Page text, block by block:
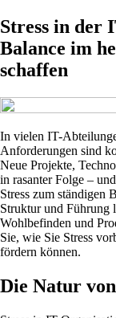
Stress in der
Balance im
schaffen
In vielen IT-
Anforderungen sind
Neue Projekte,
in rasanter Folge –
Stress zum ständigen
Struktur und Führung
Wohlbefinden und
Sie, wie Sie Stress
fördern können.
Die Natur